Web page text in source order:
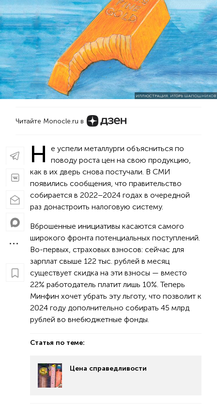
ИЛЛЮСТРАЦИЯ: ИГОРЬ ШАПОШНИКОВ
Читайте Monocle.ru в
Н
е успели металлурги объясниться по
поводу роста цен на свою продукцию,
как в их дверь снова постучали. В СМИ
появились сообщения, что правительство
собирается в 2022–2024 годах в очередной
раз донастроить налоговую систему.
Вброшенные инициативы касаются самого
широкого фронта потенциальных поступлений.
Во-первых, страховых взносов: сейчас для
зарплат свыше 122 тыс. рублей в месяц
существует скидка на эти взносы — вместо
22% работодатель платит лишь 10%. Теперь
Минфин хочет убрать эту льготу, что позволит к
2024 году дополнительно собирать 45 млрд
рублей во внебюджетные фонды.
Статья по теме:
Цена справедливости